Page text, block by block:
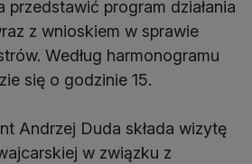
przedstawić program działania
z wnioskiem w sprawie
Według harmonogramu
się o godzinie 15.
Andrzej Duda składa wizytę
w związku z